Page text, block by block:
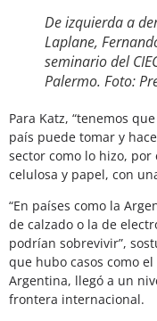
De izquierda a
Laplane,
seminario del
Palermo. Foto:
Para Katz, “tenemos
país puede tomar y
sector como lo hizo,
celulosa y papel, con
“En países como la
de calzado o la de
podrían sobrevivir”,
que hubo casos como
Argentina, llegó a un
frontera internacional.